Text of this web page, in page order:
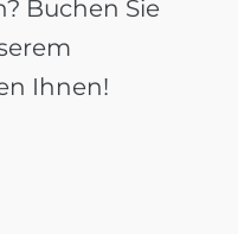
Buchen Sie
Ihnen!